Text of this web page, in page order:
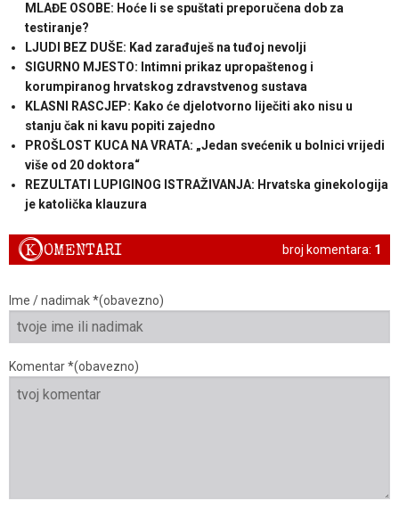
MLAĐE OSOBE: Hoće li se spuštati preporučena dob za
testiranje?
LJUDI BEZ DUŠE: Kad zarađuješ na tuđoj nevolji
SIGURNO MJESTO: Intimni prikaz upropaštenog i
korumpiranog hrvatskog zdravstvenog sustava
KLASNI RASCJEP: Kako će djelotvorno liječiti ako nisu u
stanju čak ni kavu popiti zajedno
PROŠLOST KUCA NA VRATA: „Jedan svećenik u bolnici vrijedi
više od 20 doktora“
REZULTATI LUPIGINOG ISTRAŽIVANJA: Hrvatska ginekologija
je katolička klauzura
broj komentara: 1
KOMENTARI
Ime / nadimak *(obavezno)
Komentar *(obavezno)